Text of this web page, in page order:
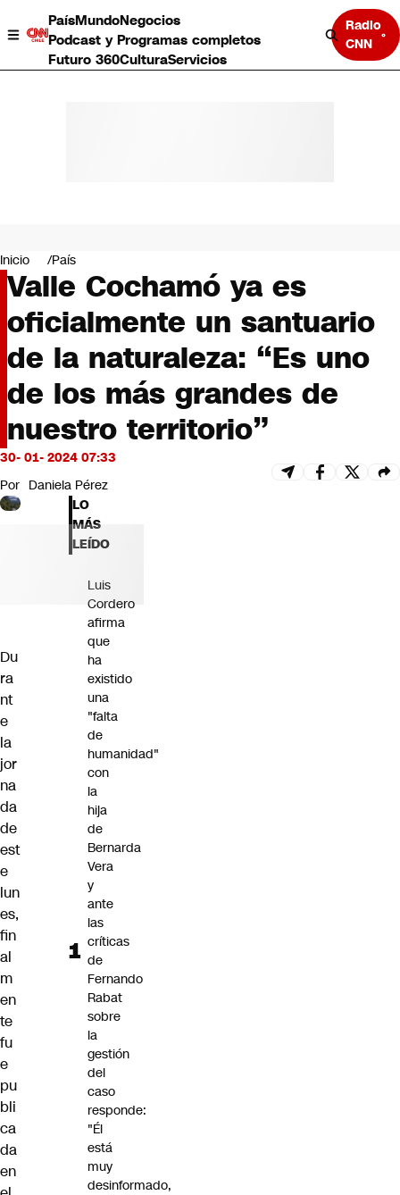
PaísMundoNegocios
Podcast y Programas completos
Futuro 360CulturaServicios
Radio
CNN
Negocios
Deportes
Programas completos
Cultura
Servicios
Bits
CNN tiempo
Futuro 360
Opinión
Inicio País
Valle Cochamó ya es
oficialmente un santuario
de la naturaleza: “Es uno
de los más grandes de
nuestro territorio”
30- 01- 2024 07:33
Por Daniela Pérez
Du
ra
nt
e
la
jor
na
da
de
est
e
lun
es,
fin
al
m
en
te
fu
e
pu
bli
ca
da
en
LO
MÁS
LEÍDO
Luis
Cordero
afirma
que
ha
existido
una
"falta
de
humanidad"
con
la
hija
de
Bernarda
Vera
y
ante
las
críticas
de
Fernando
Rabat
sobre
la
gestión
del
caso
responde:
"Él
está
muy
desinformado,